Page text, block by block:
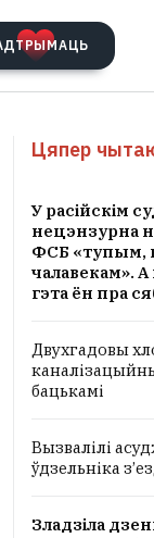
Цяпер
У расійскім
нецэнзурна
ФСБ «тупым,
чалавекам».
гэта ён пра
Двухгадовы
бацькамі
Вызвалілі
ўдзельніка
Зладзіла